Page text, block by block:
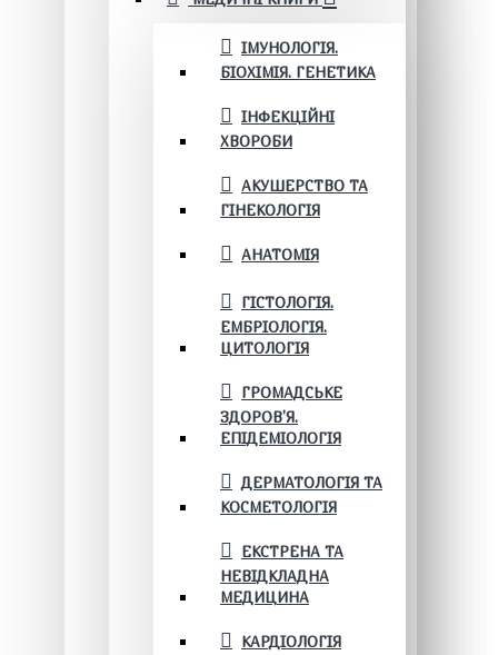
ІМУНОЛОГІЯ.
БІОХІМІЯ. ГЕНЕТИКА
ІНФЕКЦІЙНІ
ХВОРОБИ
АКУШЕРСТВО ТА
ГІНЕКОЛОГІЯ
АНАТОМІЯ
ГІСТОЛОГІЯ.
ЕМБРІОЛОГІЯ.
ЦИТОЛОГІЯ
ГРОМАДСЬКЕ
ЗДОРОВ’Я.
ЕПІДЕМІОЛОГІЯ
ДЕРМАТОЛОГІЯ ТА
КОСМЕТОЛОГІЯ
ЕКСТРЕНА ТА
НЕВІДКЛАДНА
МЕДИЦИНА
КАРДІОЛОГІЯ